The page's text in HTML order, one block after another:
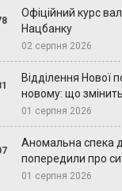
Офіційний курс
Нацбанку
02 серпня 2026
Відділення Нової
новому: що
01 серпня 2026
Аномальна спека
попередили про
01 серпня 2026